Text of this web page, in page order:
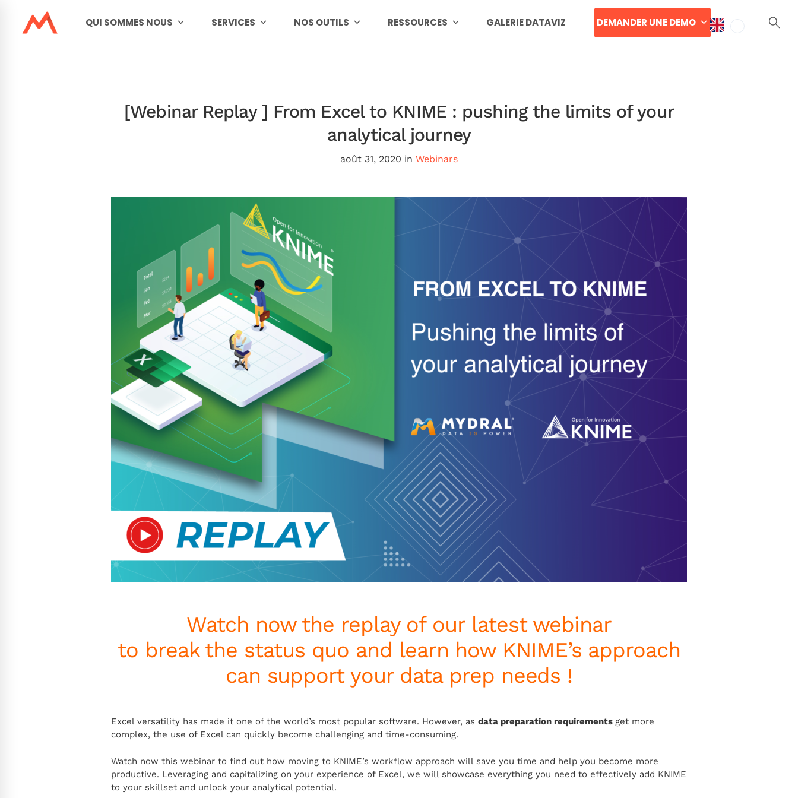
QUI SOMMES NOUS SERVICES NOS OUTILS RESSOURCES GALERIE DATAVIZ DEMANDER UNE DEMO
[Webinar Replay ] From Excel to KNIME : pushing the limits of your
analytical journey
août 31, 2020 in Webinars
Watch now the replay of our latest webinar
to break the status quo and learn how KNIME’s approach
can support your data prep needs !
Excel versatility has made it one of the world’s most popular software. However, as data preparation requirements get more
complex, the use of Excel can quickly become challenging and time-consuming.
Watch now this webinar to find out how moving to KNIME’s workflow approach will save you time and help you become more
productive. Leveraging and capitalizing on your experience of Excel, we will showcase everything you need to effectively add KNIME
to your skillset and unlock your analytical potential.